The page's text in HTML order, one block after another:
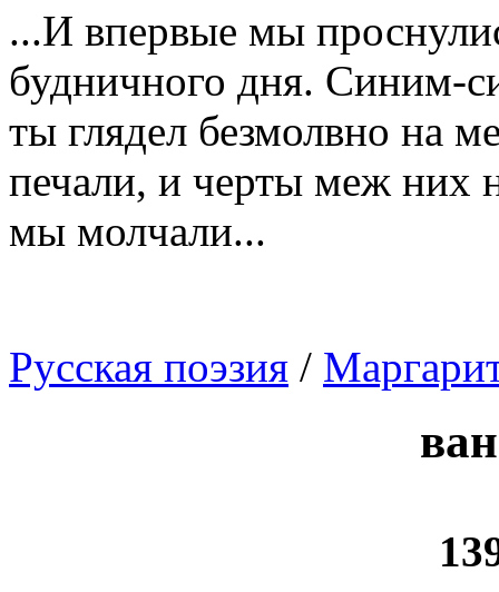
...И впервые мы
будничного дня. Синим-
ты глядел безмолвно на
печали, и черты меж них
мы молчали...
Русская поэзия /